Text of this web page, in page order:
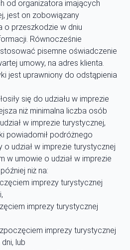
od organizatora imających
jest on zobowiązany
o przeszkodzie w dniu
Równocześnie
pisemne oświadczenie
umowy, na adres klienta.
jest uprawniony do odstąpienia
się do udziału w imprezie
niż minimalna liczba osób
w imprezie turystycznej,
powiadomił podróżnego
o udział w imprezie turystycznej
w umowie o udział w imprezie
niż na:
imprezy turystycznej
imprezy turystycznej
imprezy turystycznej
lub